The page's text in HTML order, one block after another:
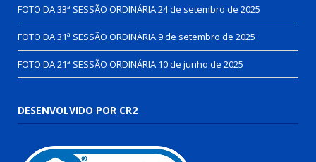
FOTO DA 33ª SESSÃO ORDINÁRIA24 de setembro de 2025
FOTO DA 31ª SESSÃO ORDINÁRIA9 de setembro de 2025
FOTO DA 21ª SESSÃO ORDINÁRIA 10 de junho de 2025
DESENVOLVIDO POR CR2